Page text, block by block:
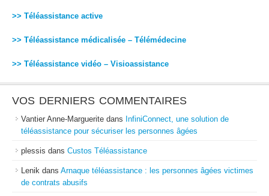
>> Téléassistance active
>> Téléassistance médicalisée – Télémédecine
>> Téléassistance vidéo – Visioassistance
VOS DERNIERS COMMENTAIRES
Vantier Anne-Marguerite dans InfiniConnect, une solution de
téléassistance pour sécuriser les personnes âgées
plessis dans Custos Téléassistance
Lenik dans Arnaque téléassistance : les personnes âgées victimes
de contrats abusifs